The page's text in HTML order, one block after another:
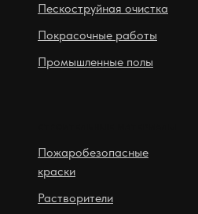
Пескоструйная очистка
Покрасочные работы
Промышленные полы
Пожаробезопасные
краски
Растворители